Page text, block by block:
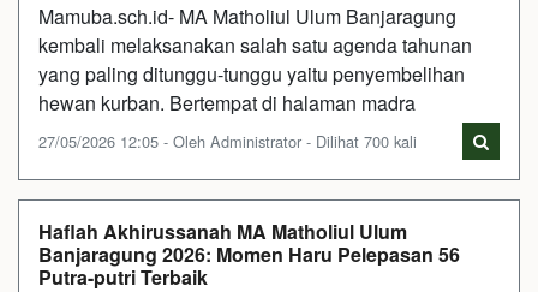
Mamuba.sch.id- MA Matholiul Ulum Banjaragung
kembali melaksanakan salah satu agenda tahunan
yang paling ditunggu-tunggu yaitu penyembelihan
hewan kurban. Bertempat di halaman madra
27/05/2026 12:05 - Oleh Administrator - Dilihat 700 kali
Haflah Akhirussanah MA Matholiul Ulum
Banjaragung 2026: Momen Haru Pelepasan 56
Putra-putri Terbaik